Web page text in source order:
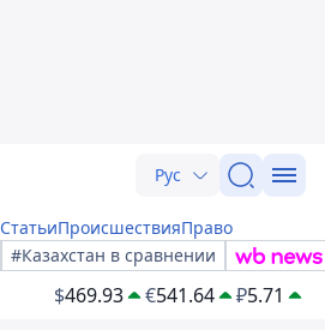
Рус
СтатьиПроисшествияПраво
#Казахстан в сравнении
$469.93 €541.64 ₽5.71